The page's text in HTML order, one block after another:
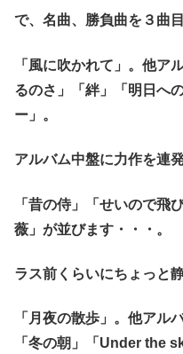
で、名曲、勝負曲を３曲目
「風に吹かれて」。他ア
るのさ」「絆」「明日へ
ー」。
アルバム中盤に力作を連発
「昔の侍」「せいので飛
薇」が並びます・・・。
ラス前くらいにちょっと
「月夜の散歩」。他アル
「冬の朝」「Under the